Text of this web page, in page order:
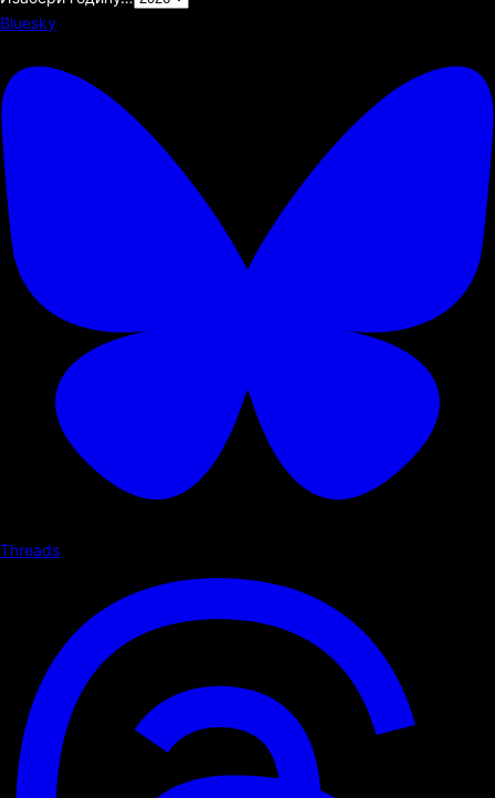
Bluesky
Threads